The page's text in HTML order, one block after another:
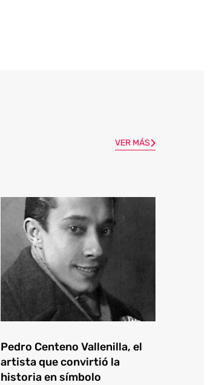
VER MÁS
Pedro Centeno Vallenilla, el
artista que convirtió la
historia en símbolo